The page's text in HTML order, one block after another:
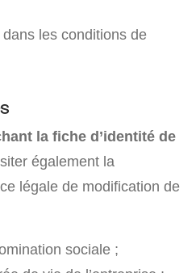
les conditions de
la fiche d’identité de
également la
légale de modification de
sociale ;